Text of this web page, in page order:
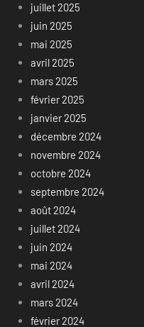
juillet 2025
juin 2025
mai 2025
avril 2025
mars 2025
février 2025
janvier 2025
décembre 2024
novembre 2024
octobre 2024
septembre 2024
août 2024
juillet 2024
juin 2024
mai 2024
avril 2024
mars 2024
février 2024